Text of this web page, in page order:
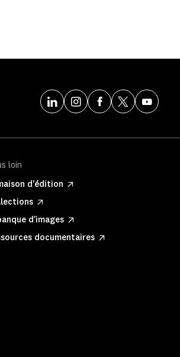
loin
d'édition
d'images
documentaires